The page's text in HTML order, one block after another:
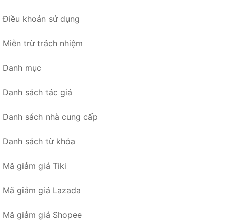
Điều khoản sử dụng
Miễn trừ trách nhiệm
Danh mục
Danh sách tác giả
Danh sách nhà cung cấp
Danh sách từ khóa
Mã giảm giá Tiki
Mã giảm giá Lazada
Mã giảm giá Shopee